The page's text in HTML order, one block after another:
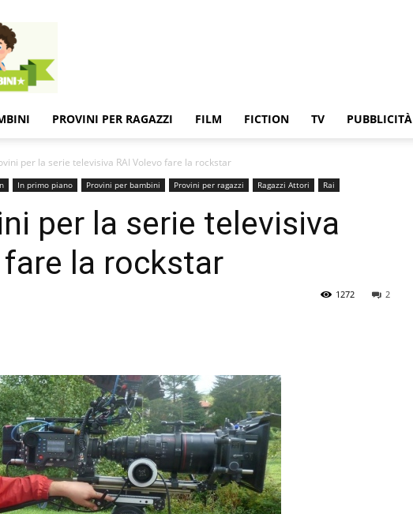
PROVINI PER RAGAZZI FILM FICTION TV PUBBLICITÀ
per la serie televisiva RAI Volevo fare la rockstar
In primo piano Provini per bambini Provini per ragazzi Ragazzi Attori Rai
per la serie televisiva
fare la rockstar
2
1272